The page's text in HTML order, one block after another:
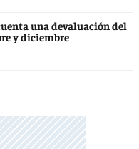
una devaluación del
y diciembre